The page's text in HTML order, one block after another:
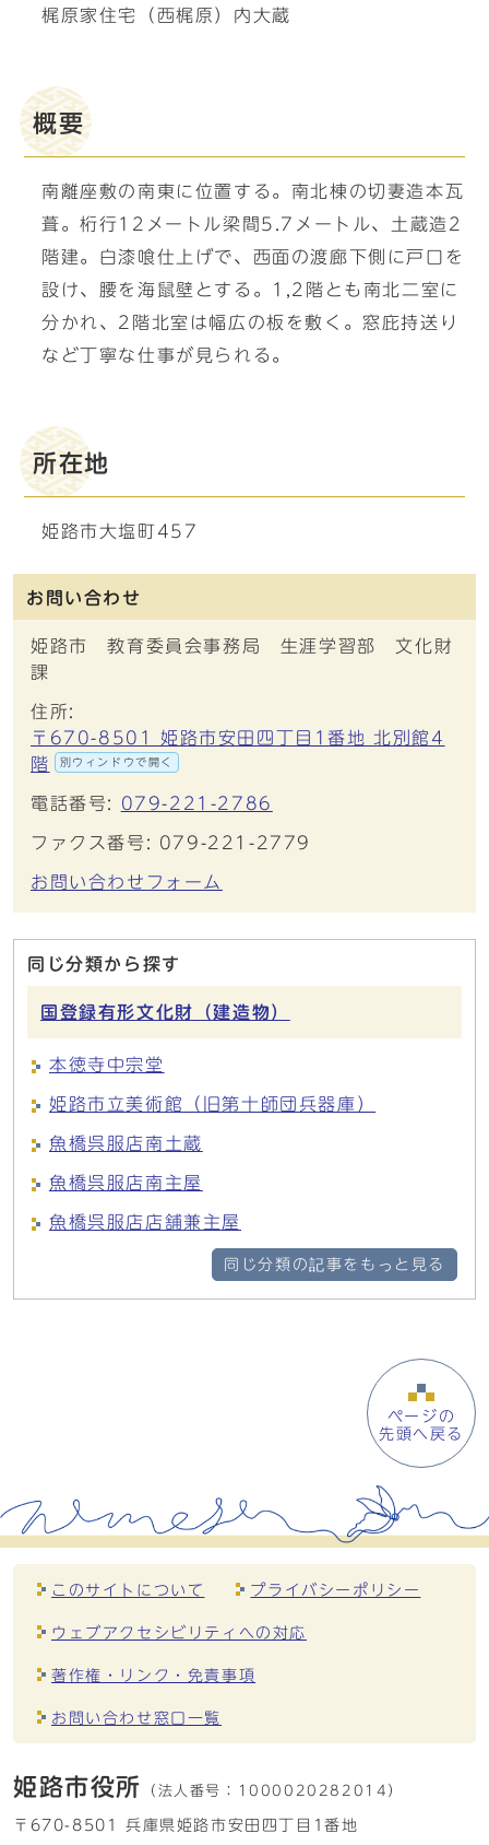
梶原家住宅（西梶原）内大蔵
概要
南離座敷の南東に位置する。南北棟の切妻造本瓦
葺。桁行12メートル梁間5.7メートル、土蔵造2
階建。白漆喰仕上げで、西面の渡廊下側に戸口を
設け、腰を海鼠壁とする。1,2階とも南北二室に
分かれ、2階北室は幅広の板を敷く。窓庇持送り
など丁寧な仕事が見られる。
所在地
姫路市大塩町457
お問い合わせ
姫路市 教育委員会事務局 生涯学習部 文化財
課
住所:
〒670-8501 姫路市安田四丁目1番地 北別館4
階
別ウィンドウで開く
電話番号: 079-221-2786
ファクス番号: 079-221-2779
お問い合わせフォーム
同じ分類から探す
国登録有形文化財（建造物）
本徳寺中宗堂
姫路市立美術館（旧第十師団兵器庫）
魚橋呉服店南土蔵
魚橋呉服店南主屋
魚橋呉服店店舗兼主屋
同じ分類の記事をもっと見る
ページの
先頭へ戻る
このサイトについて プライバシーポリシー
ウェブアクセシビリティへの対応
著作権・リンク・免責事項
お問い合わせ窓口一覧
姫路市役所 （法人番号： 1000020282014）
〒670-8501 兵庫県姫路市安田四丁目1番地